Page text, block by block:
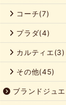
コーチ(7)
プラダ(4)
カルティエ(3)
その他(45)
ブランドジュ